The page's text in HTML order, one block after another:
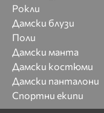
Рокли
Дамски блузи
Поли
Дамски манта
Дамски костюми
Дамски панталони
Спортни екипи